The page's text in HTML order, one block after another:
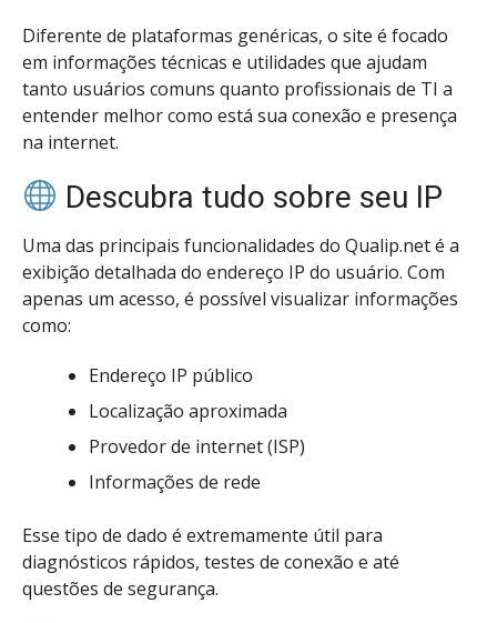
Diferente de plataformas genéricas, o site é focado
em informações técnicas e utilidades que ajudam
tanto usuários comuns quanto profissionais de TI a
entender melhor como está sua conexão e presença
na internet.
Descubra tudo sobre seu IP
Uma das principais funcionalidades do Qualip.net é a
exibição detalhada do endereço IP do usuário. Com
apenas um acesso, é possível visualizar informações
como:
Endereço IP público
Localização aproximada
Provedor de internet (ISP)
Informações de rede
Esse tipo de dado é extremamente útil para
diagnósticos rápidos, testes de conexão e até
questões de segurança.